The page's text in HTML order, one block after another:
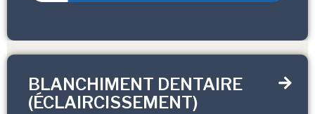
BLANCHIMENT DENTAIRE
(ÉCLAIRCISSEMENT)